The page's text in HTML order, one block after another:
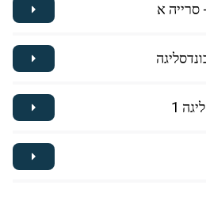
סרייה א
1